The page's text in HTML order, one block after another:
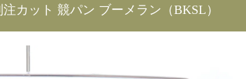
カット 競パン ブーメラン（BKSL）